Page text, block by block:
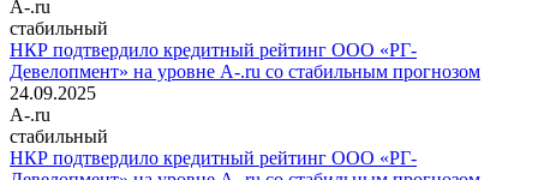
A-.ru
стабильный
НКР подтвердило кредитный рейтинг ООО «РГ-
Девелопмент» на уровне A-.ru со стабильным прогнозом
24.09.2025
A-.ru
стабильный
НКР подтвердило кредитный рейтинг ООО «РГ-